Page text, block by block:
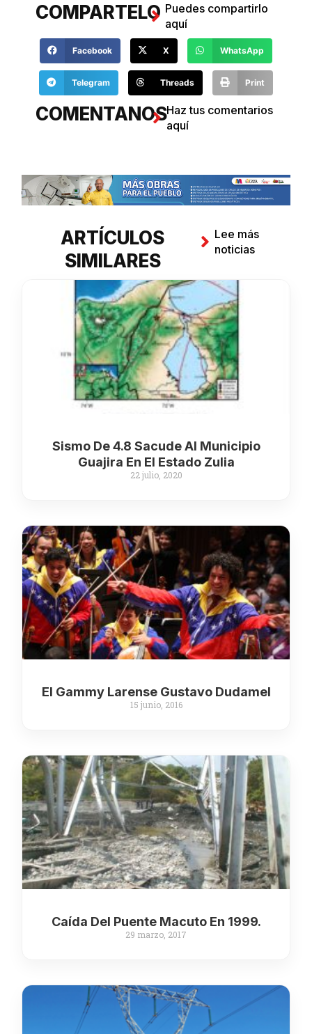
COMPARTELO Puedes compartirlo
aquí
Facebook X WhatsApp
Telegram Threads Print
COMENTANOSHaz tus comentarios
aquí
ARTÍCULOS
SIMILARES
Lee más
noticias
Sismo De 4.8 Sacude Al Municipio
Guajira En El Estado Zulia
22 julio, 2020
El Gammy Larense Gustavo Dudamel
15 junio, 2016
Caída Del Puente Macuto En 1999.
29 marzo, 2017